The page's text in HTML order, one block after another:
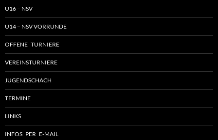
U16 – NSV
U14 – NSV VORRUNDE
OFFENE TURNIERE
VEREINSTURNIERE
JUGENDSCHACH
TERMINE
LINKS
INFOS PER E-MAIL